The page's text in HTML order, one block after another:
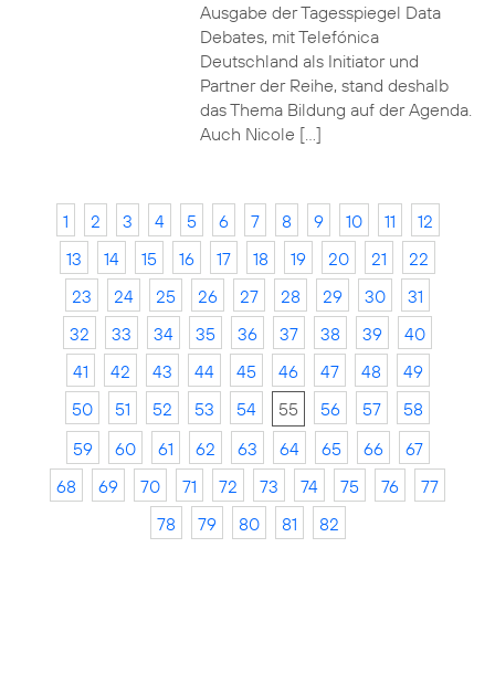
Ausgabe der Tagesspiegel Data
Debates, mit Telefónica
Deutschland als Initiator und
Partner der Reihe, stand deshalb
das Thema Bildung auf der Agenda.
Auch Nicole […]
1 2 3 4 5 6 7 8 9 10 11
12
13
14 15 16 17 18 19 20 21
22
23
24 25 26 27 28 29 30
31
32
33 34 35 36 37 38 39
40
41
42 43 44 45 46 47 48
49
50
51 52 53 54 55 56 57
58
59
60 61 62 63 64 65 66
67
68
69 70 71 72 73 74 75 76
77
78
79 80 81 82